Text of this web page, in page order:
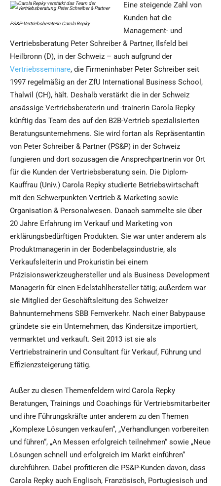
PS&P-Vertriebsberaterin Carola Repky
Eine steigende Zahl von
Kunden hat die
Management- und
Vertriebsberatung Peter Schreiber & Partner, Ilsfeld bei
Heilbronn (D), in der Schweiz – auch aufgrund der
Vertriebsseminare, die Firmeninhaber Peter Schreiber seit
1997 regelmäßig an der ZfU International Business School,
Thalwil (CH), hält. Deshalb verstärkt die in der Schweiz
ansässige Vertriebsberaterin und -trainerin Carola Repky
künftig das Team des auf den B2B-Vertrieb spezialisierten
Beratungsunternehmens. Sie wird fortan als Repräsentantin
von Peter Schreiber & Partner (PS&P) in der Schweiz
fungieren und dort sozusagen die Ansprechpartnerin vor Ort
für die Kunden der Vertriebsberatung sein. Die Diplom-
Kauffrau (Univ.) Carola Repky studierte Betriebswirtschaft
mit den Schwerpunkten Vertrieb & Marketing sowie
Organisation & Personalwesen. Danach sammelte sie über
20 Jahre Erfahrung im Verkauf und Marketing von
erklärungsbedürftigen Produkten. Sie war unter anderem als
Produktmanagerin in der Bodenbelagsindustrie, als
Verkaufsleiterin und Prokuristin bei einem
Präzisionswerkzeughersteller und als Business Development
Managerin für einen Edelstahlhersteller tätig; außerdem war
sie Mitglied der Geschäftsleitung des Schweizer
Bahnunternehmens SBB Fernverkehr. Nach einer Babypause
gründete sie ein Unternehmen, das Kindersitze importiert,
vermarktet und verkauft. Seit 2013 ist sie als
Vertriebstrainerin und Consultant für Verkauf, Führung und
Effizienzsteigerung tätig.
Außer zu diesen Themenfeldern wird Carola Repky
Beratungen, Trainings und Coachings für Vertriebsmitarbeiter
und ihre Führungskräfte unter anderem zu den Themen
„Komplexe Lösungen verkaufen“, „Verhandlungen vorbereiten
und führen“, „An Messen erfolgreich teilnehmen“ sowie „Neue
Lösungen schnell und erfolgreich im Markt einführen“
durchführen. Dabei profitieren die PS&P-Kunden davon, dass
Carola Repky auch Englisch, Französisch, Portugiesisch und